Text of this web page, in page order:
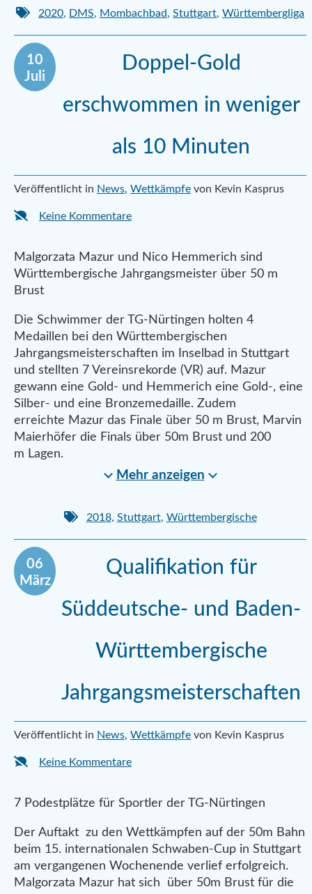
2020, DMS, Mombachbad, Stuttgart, Württembergliga
10
Juli
Doppel-Gold
erschwommen in weniger
als 10 Minuten
Veröffentlicht in News, Wettkämpfe von Kevin Kasprus
Keine Kommentare
Malgorzata Mazur und Nico Hemmerich sind
Württembergische Jahrgangsmeister über 50 m
Brust
Die Schwimmer der TG-Nürtingen holten 4
Medaillen bei den Württembergischen
Jahrgangsmeisterschaften im Inselbad in Stuttgart
und stellten 7 Vereinsrekorde (VR) auf. Mazur
gewann eine Gold- und Hemmerich eine Gold-, eine
Silber- und eine Bronzemedaille. Zudem
erreichte Mazur das Finale über 50 m Brust, Marvin
Maierhöfer die Finals über 50m Brust und 200
m Lagen.
Mehr anzeigen
2018, Stuttgart, Württembergische
06
März
Qualifikation für
Süddeutsche- und Baden-
Württembergische
Jahrgangsmeisterschaften
Veröffentlicht in News, Wettkämpfe von Kevin Kasprus
Keine Kommentare
7 Podestplätze für Sportler der TG-Nürtingen
Der Auftakt zu den Wettkämpfen auf der 50m Bahn
beim 15. internationalen Schwaben-Cup in Stuttgart
am vergangenen Wochenende verlief erfolgreich.
Malgorzata Mazur hat sich über 50m Brust für die